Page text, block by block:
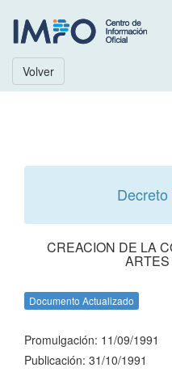
Volver
Decreto
CREACION DE LA
Documento Actualizado
Promulgación: 11/09/1991
Publicación: 31/10/1991